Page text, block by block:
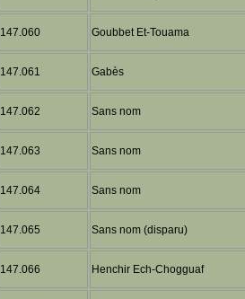
147.060 Goubbet Et-Touama
147.061 Gabès
147.062 Sans nom
147.063 Sans nom
147.064 Sans nom
147.065 Sans nom (disparu)
147.066 Henchir Ech-Chogguaf